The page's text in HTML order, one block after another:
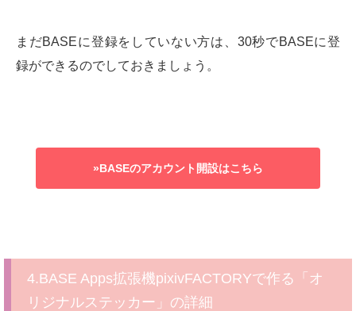
まだBASEに登録をしていない方は、30秒でBASEに登
録ができるのでしておきましょう。
»BASEのアカウント開設はこちら
4.BASE Apps拡張機pixivFACTORYで作る「オ
リジナルステッカー」の詳細